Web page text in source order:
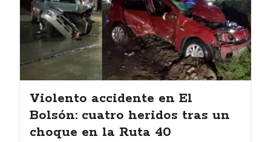
Violento accidente en El
Bolsón: cuatro heridos tras un
choque en la Ruta 40